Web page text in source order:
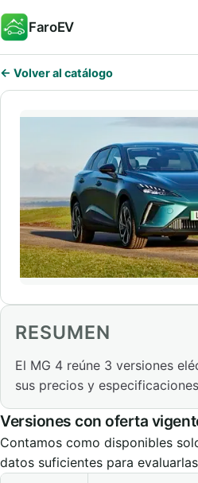
FaroEV
← Volver al catálogo
RESUMEN
El MG 4 reúne 3 versiones
sus precios y
Versiones con oferta
Contamos como disponibles
datos suficientes para